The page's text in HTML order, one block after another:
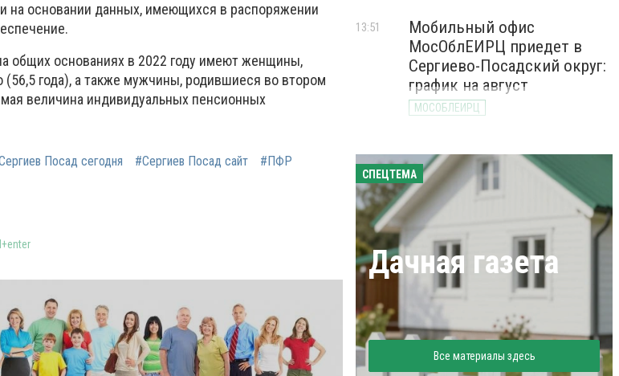
на основании данных, имеющихся в распоряжении
общих основаниях в 2022 году имеют женщины,
года), а также мужчины, родившиеся во втором
величина индивидуальных пенсионных
Посад сегодня #Сергиев Посад сайт
#ПФР
Мобильный офис
МосОблЕИРЦ приедет в
Сергиево-Посадский округ:
график на август
МОСОБЛЕИРЦ
13:51
СПЕЦТЕМА
Дачная газета
Все материалы здесь